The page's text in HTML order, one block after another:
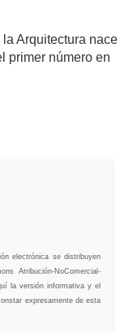
Arquitectura nace
primer número en
electrónica se distribuyen
Atribución-NoComercial-
la versión informativa y el
expresamente de esta